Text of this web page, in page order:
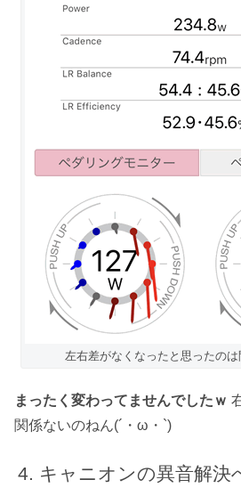
左右差がなくなったと思ったの
まったく変わってませんでしたｗ
関係ないのねん(´・ω・`)
キャニオンの異音解決